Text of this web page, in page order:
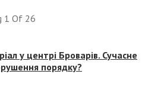
1 Of 26
у центрі Броварів. Сучасне
порядку?